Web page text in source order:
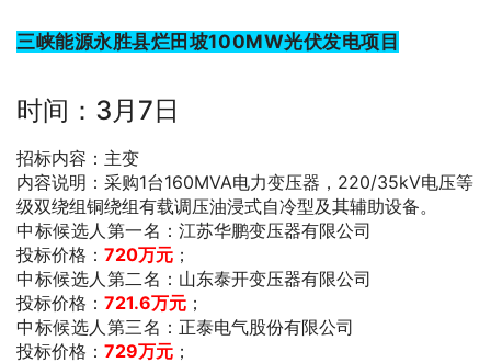
三峡能源永胜县烂田坡100MW光伏发电项目
时间：3月7日
招标内容：主变
内容说明：采购1台160MVA电力变压器，220/35kV电压等
级双绕组铜绕组有载调压油浸式自冷型及其辅助设备。
中标候选人第一名 ：江苏华鹏变压器有限公司
投标价格： 720万元 ；
中标候选人第二名 ：山东泰开变压器有限公司
投标价格： 721.6万元 ；
中标候选人第三名 ：正泰电气股份有限公司
投标价格： 729万元 ；